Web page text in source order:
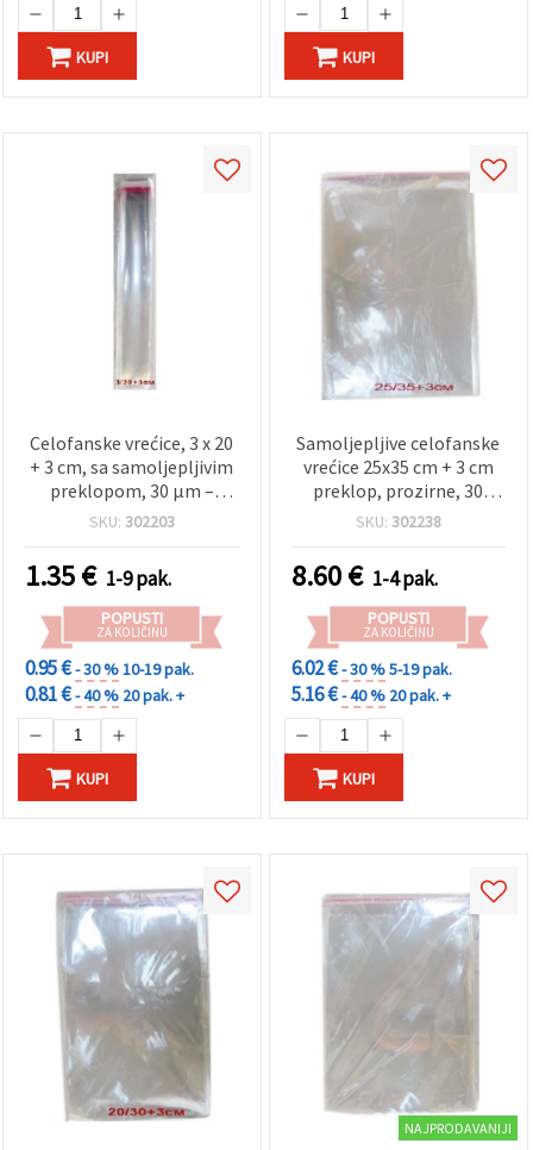
KUPI KUPI
Celofanske vrećice, 3 x 20
+ 3 cm, sa samoljepljivim
preklopom, 30 µm –
pakiranje od 200 kom
SKU: 302203
1.35€ 1-9 pak.
POPUSTI
ZA KOLIČINU
0.95 €- 30 %10-19 pak.
0.81 €- 40 % 20 pak. +
KUPI
Samoljepljive celofanske
vrećice 25x35 cm + 3 cm
preklop, prozirne, 30
mikrona - pakiranje 200
SKU: 302238
8.60€ 1-4 pak.
POPUSTI
ZA KOLIČINU
6.02 €- 30 %5-19 pak.
5.16 €- 40 % 20 pak. +
KUPI
NAJPRODAVANIJI